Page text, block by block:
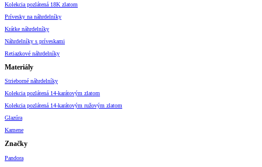
Kolekcia pozlátená 18K zlatom
Prívesky na náhrdelníky
Krátke náhrdelníky
Náhrdelníky s príveskami
Retiazkové náhrdelníky
Materiály
Strieborné náhrdelníky
Kolekcia pozlátená 14-karátovým zlatom
Kolekcia pozlátená 14-karátovým ružovým zlatom
Glazúra
Kamene
Značky
Pandora